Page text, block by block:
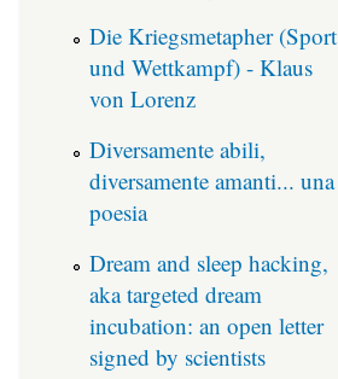
Die Kriegsmetapher (Sport
und Wettkampf) - Klaus
von Lorenz
Diversamente abili,
diversamente amanti... una
poesia
Dream and sleep hacking,
aka targeted dream
incubation: an open letter
signed by scientists